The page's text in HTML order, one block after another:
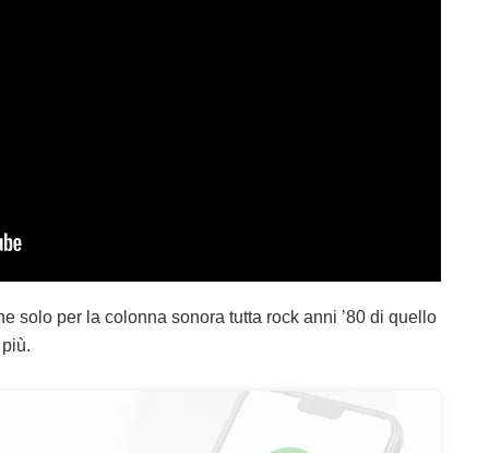
solo per la colonna sonora tutta rock anni ’80 di quello